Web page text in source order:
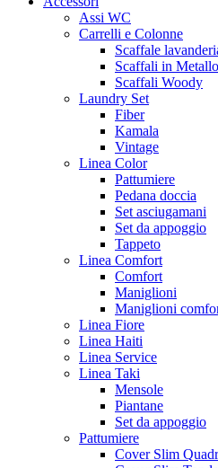
Assi WC
Carrelli e Colonne
Scaffale
Scaffali in Metallo
Scaffali Woody
Laundry Set
Fiber
Kamala
Vintage
Linea Color
Pattumiere
Pedana doccia
Set asciugamani
Set da appoggio
Tappeto
Linea Comfort
Comfort
Maniglioni
Maniglioni
Linea Fiore
Linea Haiti
Linea Service
Linea Taki
Mensole
Piantane
Set da appoggio
Pattumiere
Cover Slim